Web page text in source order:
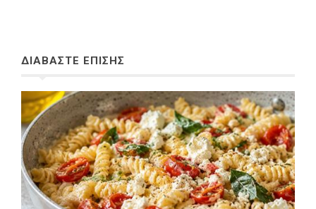
ΔΙΑΒΑΣΤΕ ΕΠΙΣΗΣ